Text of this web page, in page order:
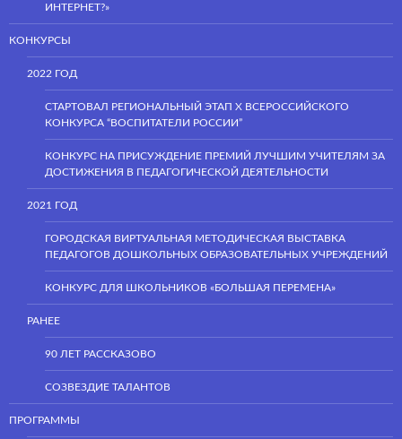
ИНТЕРНЕТ?»
КОНКУРСЫ
2022 ГОД
СТАРТОВАЛ РЕГИОНАЛЬНЫЙ ЭТАП Х ВСЕРОССИЙСКОГО
КОНКУРСА “ВОСПИТАТЕЛИ РОССИИ”
КОНКУРС НА ПРИСУЖДЕНИЕ ПРЕМИЙ ЛУЧШИМ УЧИТЕЛЯМ ЗА
ДОСТИЖЕНИЯ В ПЕДАГОГИЧЕСКОЙ ДЕЯТЕЛЬНОСТИ
2021 ГОД
ГОРОДСКАЯ ВИРТУАЛЬНАЯ МЕТОДИЧЕСКАЯ ВЫСТАВКА
ПЕДАГОГОВ ДОШКОЛЬНЫХ ОБРАЗОВАТЕЛЬНЫХ УЧРЕЖДЕНИЙ
КОНКУРС ДЛЯ ШКОЛЬНИКОВ «БОЛЬШАЯ ПЕРЕМЕНА»
РАНЕЕ
90 ЛЕТ РАССКАЗОВО
СОЗВЕЗДИЕ ТАЛАНТОВ
ПРОГРАММЫ